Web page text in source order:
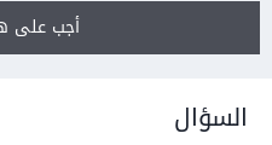
أجب على
السؤال